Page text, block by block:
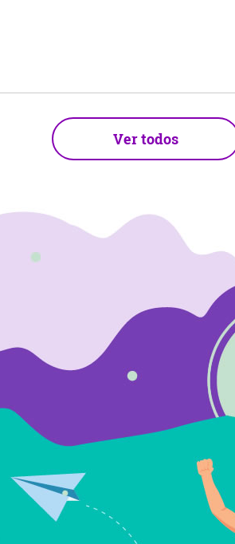
Ver todos